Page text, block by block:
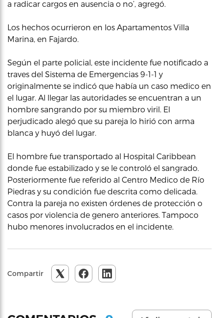
a radicar cargos en ausencia o no’, agregó.
Los hechos ocurrieron en los Apartamentos Villa
Marina, en Fajardo.
Según el parte policial, este incidente fue notificado a
traves del Sistema de Emergencias 9-1-1 y
originalmente se indicó que había un caso medico en
el lugar. Al llegar las autoridades se encuentran a un
hombre sangrando por su miembro viril. El
perjudicado alegó que su pareja lo hirió con arma
blanca y huyó del lugar.
El hombre fue transportado al Hospital Caribbean
donde fue estabilizado y se le controló el sangrado.
Posteriormente fue referido al Centro Medico de Río
Piedras y su condición fue descrita como delicada.
Contra la pareja no existen órdenes de protección o
casos por violencia de genero anteriores. Tampoco
hubo menores involucrados en el incidente.
Compartir